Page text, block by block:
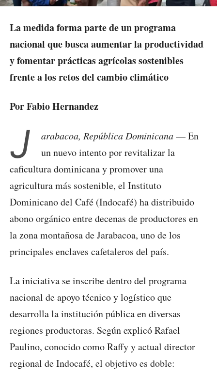
La medida forma parte de un programa
nacional que busca aumentar la productividad
y fomentar prácticas agrícolas sostenibles
frente a los retos del cambio climático
Por Fabio Hernandez
J arabacoa, República Dominicana— En
un nuevo intento por revitalizar la
caficultura dominicana y promover una
agricultura más sostenible, el Instituto
Dominicano del Café (Indocafé) ha distribuido
abono orgánico entre decenas de productores en
la zona montañosa de Jarabacoa, uno de los
principales enclaves cafetaleros del país.
La iniciativa se inscribe dentro del programa
nacional de apoyo técnico y logístico que
desarrolla la institución pública en diversas
regiones productoras. Según explicó Rafael
Paulino, conocido como Raffy y actual director
regional de Indocafé, el objetivo es doble: